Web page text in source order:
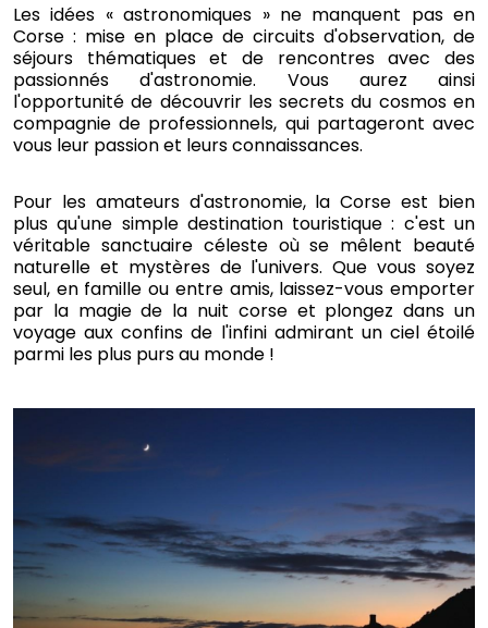
Les idées « astronomiques » ne manquent pas en
Corse : mise en place de circuits d'observation, de
séjours thématiques et de rencontres avec des
passionnés d'astronomie. Vous aurez ainsi
l'opportunité de découvrir les secrets du cosmos en
compagnie de professionnels, qui partageront avec
vous leur passion et leurs connaissances.
Pour les amateurs d'astronomie, la Corse est bien
plus qu'une simple destination touristique : c'est un
véritable sanctuaire céleste où se mêlent beauté
naturelle et mystères de l'univers. Que vous soyez
seul, en famille ou entre amis, laissez-vous emporter
par la magie de la nuit corse et plongez dans un
voyage aux confins de l'infini admirant un ciel étoilé
parmi les plus purs au monde !